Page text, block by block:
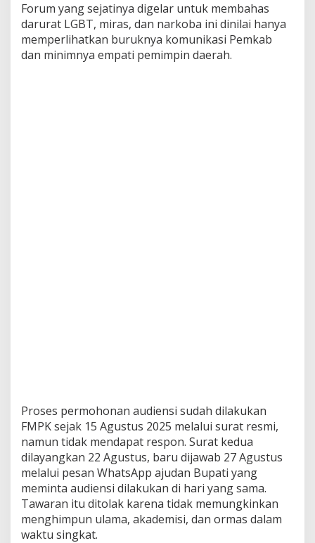
Forum yang sejatinya digelar untuk membahas
darurat LGBT, miras, dan narkoba ini dinilai hanya
memperlihatkan buruknya komunikasi Pemkab
dan minimnya empati pemimpin daerah.
Proses permohonan audiensi sudah dilakukan
FMPK sejak 15 Agustus 2025 melalui surat resmi,
namun tidak mendapat respon. Surat kedua
dilayangkan 22 Agustus, baru dijawab 27 Agustus
melalui pesan WhatsApp ajudan Bupati yang
meminta audiensi dilakukan di hari yang sama.
Tawaran itu ditolak karena tidak memungkinkan
menghimpun ulama, akademisi, dan ormas dalam
waktu singkat.